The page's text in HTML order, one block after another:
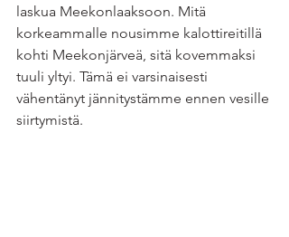
laskua Meekonlaaksoon. Mitä
korkeammalle nousimme kalottireitillä
kohti Meekonjärveä, sitä kovemmaksi
tuuli yltyi. Tämä ei varsinaisesti
vähentänyt jännitystämme ennen vesille
siirtymistä.